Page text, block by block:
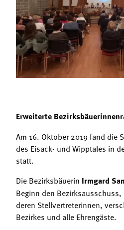
Mitgliedschaft
Landessekretariat
Bäuerliche Buffets
Hofgeschichten
Erweiterte
Am 16. Oktober 2019 fand die
des Eisack- und Wipptales in
statt.
Die Bezirksbäuerin Irmgard
Beginn den
deren Stellvertreterinnen,
Bezirkes und alle Ehrengäste.